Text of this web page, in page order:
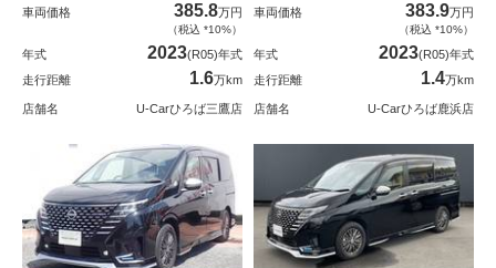
車両価格 385.8万円
（税込 *10%）
年式 2023(R05)年式
走行距離
1.6万km
店舗名 U-Carひろば三鷹店
車両価格 383.9万円
（税込 *10%）
年式 2023(R05)年式
走行距離
1.4万km
店舗名 U-Carひろば鹿浜店